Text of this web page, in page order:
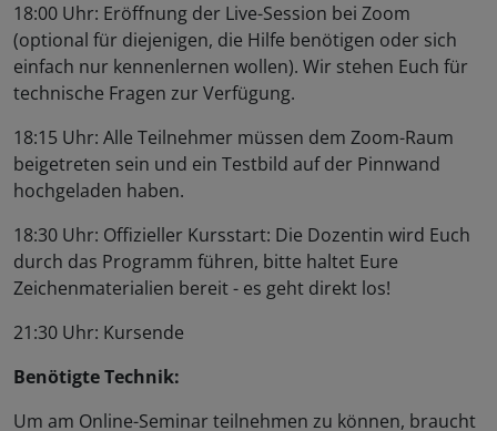
18:00 Uhr: Eröffnung der Live-Session bei Zoom
(optional für diejenigen, die Hilfe benötigen oder sich
einfach nur kennenlernen wollen). Wir stehen Euch für
technische Fragen zur Verfügung.
18:15 Uhr: Alle Teilnehmer müssen dem Zoom-Raum
beigetreten sein und ein Testbild auf der Pinnwand
hochgeladen haben.
18:30 Uhr: Offizieller Kursstart: Die Dozentin wird Euch
durch das Programm führen, bitte haltet Eure
Zeichenmaterialien bereit - es geht direkt los!
21:30 Uhr: Kursende
Benötigte Technik:
Um am Online-Seminar teilnehmen zu können, braucht